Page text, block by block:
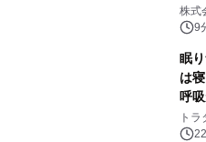
会
株式
9
眠
は
呼
ト